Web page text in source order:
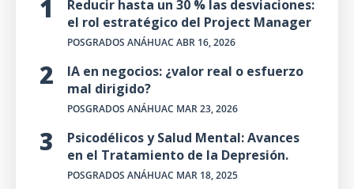
Reducir hasta un 30 % las desviaciones:
el rol estratégico del Project Manager
POSGRADOS ANÁHUAC ABR 16, 2026
IA en negocios: ¿valor real o esfuerzo
mal dirigido?
POSGRADOS ANÁHUAC MAR 23, 2026
Psicodélicos y Salud Mental: Avances
en el Tratamiento de la Depresión.
POSGRADOS ANÁHUAC MAR 18, 2025